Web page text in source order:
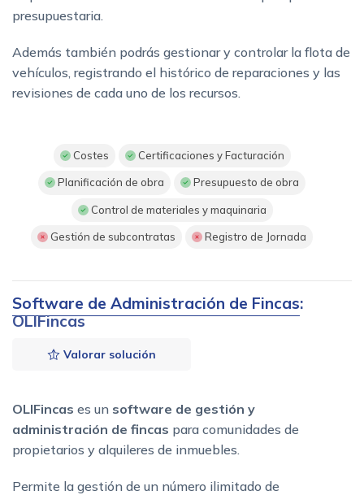
presupuestaria.
Además también podrás gestionar y controlar la flota de
vehículos, registrando el histórico de reparaciones y las
revisiones de cada uno de los recursos.
Costes Certificaciones y Facturación
Planificación de obra Presupuesto de obra
Control de materiales y maquinaria
Gestión de subcontratas Registro de Jornada
Software de Administración de Fincas:
OLIFincas
Valorar solución
OLIFincas es un software de gestión y
administración de fincas para comunidades de
propietarios y alquileres de inmuebles.
Permite la gestión de un número ilimitado de